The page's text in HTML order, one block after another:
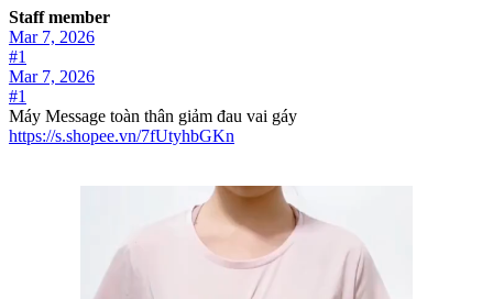
Staff member
Mar 7, 2026
#1
Mar 7, 2026
#1
Máy Message toàn thân giảm đau vai gáy
https://s.shopee.vn/7fUtyhbGKn